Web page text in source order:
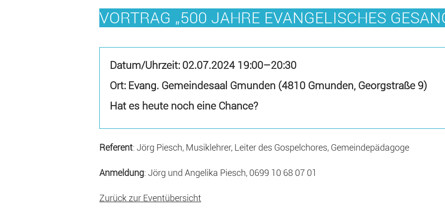
VORTRAG „500 JAHRE EVANGELISCHES
Datum/Uhrzeit: 02.07.2024 19:00–20:30
Ort: Evang. Gemeindesaal Gmunden (4810 Gmunden, Georgstraße 9)
Hat es heute noch eine Chance?
Referent: Jörg Piesch, Musiklehrer, Leiter des Gospelchores, Gemeindepädagoge
Anmeldung: Jörg und Angelika Piesch, 0699 10 68 07 01
Zurück zur Eventübersicht